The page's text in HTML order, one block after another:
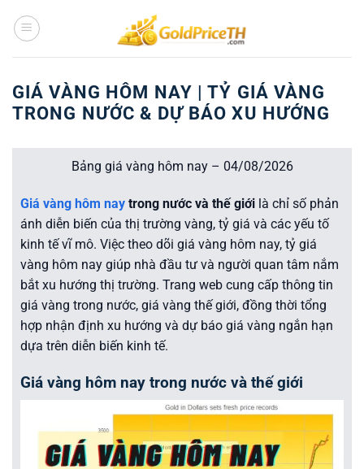
qua
GIÁ VÀNG HÔM NAY | TỶ GIÁ VÀNG
TRONG NƯỚC & DỰ BÁO XU HƯỚNG
Bảng giá vàng hôm nay – 04/08/2026
Giá vàng hôm nay trong nước và thế giới là chỉ số phản
ánh diễn biến của thị trường vàng, tỷ giá và các yếu tố
kinh tế vĩ mô. Việc theo dõi giá vàng hôm nay, tỷ giá
vàng hôm nay giúp nhà đầu tư và người quan tâm nắm
bắt xu hướng thị trường. Trang web cung cấp thông tin
giá vàng trong nước, giá vàng thế giới, đồng thời tổng
hợp nhận định xu hướng và dự báo giá vàng ngắn hạn
dựa trên diễn biến kinh tế.
Giá vàng hôm nay trong nước và thế giới